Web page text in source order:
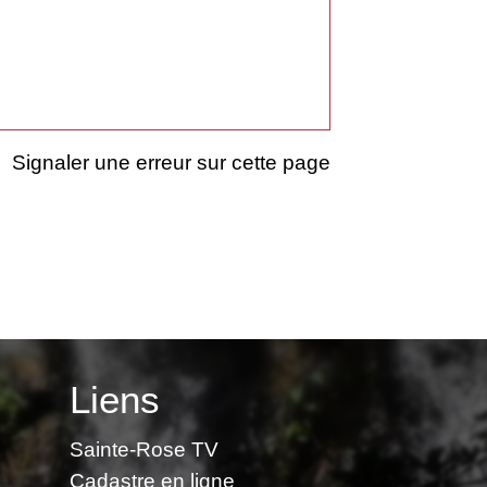
Signaler une erreur sur cette page
Liens
Sainte-Rose TV
Cadastre en ligne